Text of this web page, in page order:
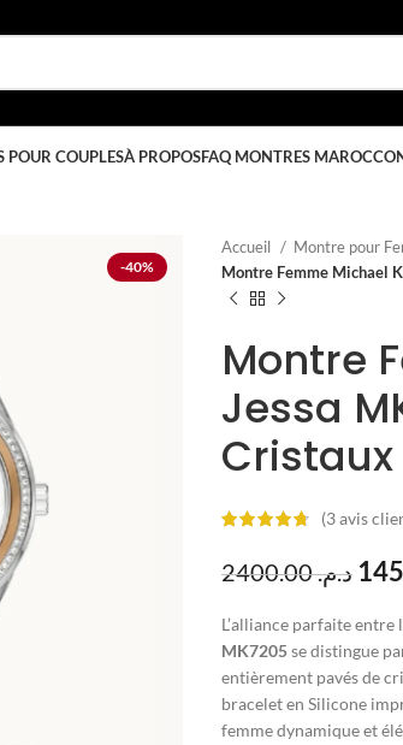
POUR COUPLESÀ PROPOSFAQ MONTRES MAROC
-40%
Accueil Montre pour
Montre Femme Michael
Montre
Jessa
(3avis
د.م.2400.00
L’alliance parfaite
MK7205se distingue
entièrement pavés de
bracelet en Silicone
femme dynamique et